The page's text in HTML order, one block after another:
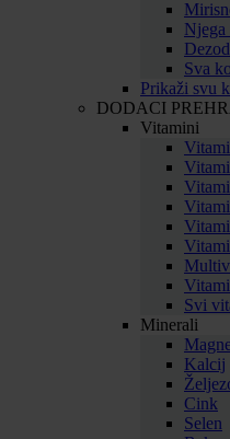
Njega
Sva
Prikaži svu
DODACI
Vitamini
Svi
Minerali
Kalcij
Cink
Selen